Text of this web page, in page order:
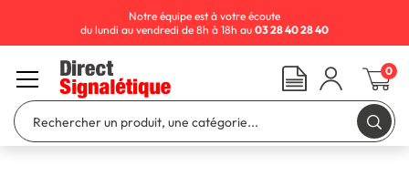
Notre équipe est à votre écoute
du lundi au vendredi de 8h à 18h au 03 28 40 28 40
0